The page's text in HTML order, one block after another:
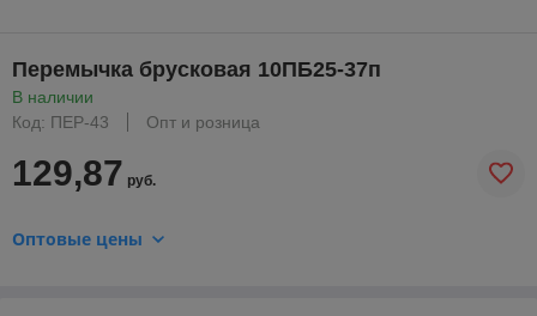
Перемычка брусковая 10ПБ25-37п
В наличии
Код: ПЕР-43
Опт и розница
129,87 руб.
Оптовые цены